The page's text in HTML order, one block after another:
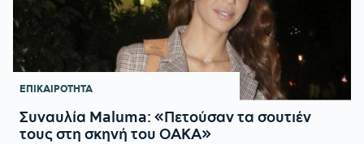
ΕΠΙΚΑΙΡΟΤΗΤΑ
Συναυλία Maluma: «Πετούσαν τα σουτιέν
τους στη σκηνή του ΟΑΚΑ»